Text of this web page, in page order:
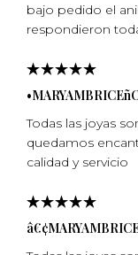
bajo pedido el
respondieron
Todas las joyas
quedamos
calidad y servicio